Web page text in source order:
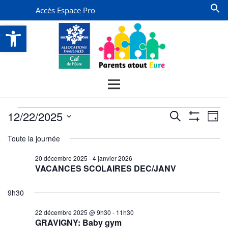
Ouvrir la barre d’outils
Accès Espace Pro
Évènements
for
décembre
Recherche
de
Recherche
Filtres
Jour
12/22/2025
une
Toute la journée
VACANCES SCOLAIRES DEC/JANV
20 décembre 2025 -4 janvier 2026
9h30
GRAVIGNY: Baby gym
22 décembre 2025 @ 9h30 - 11h30